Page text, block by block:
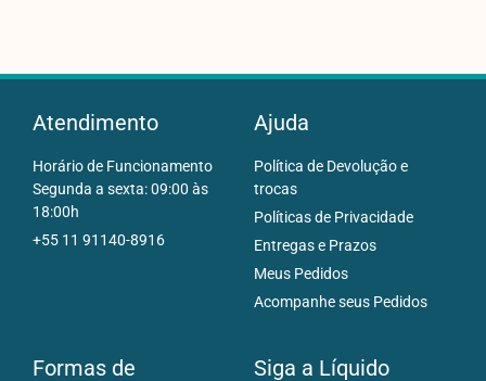
Atendimento
Horário de Funcionamento
Segunda a sexta: 09:00 às
18:00h
+55 11 91140-8916
Ajuda
Política de Devolução e
trocas
Políticas de Privacidade
Entregas e Prazos
Meus Pedidos
Acompanhe seus Pedidos
Formas de
Siga a Líquido